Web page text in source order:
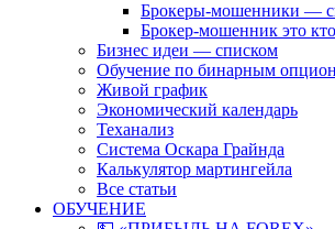
Брокеры-мошенники —
Брокер-мошенник это
Бизнес идеи — списком
Обучение по бинарным
Живой график
Экономический календарь
Теханализ
Система Оскара Грайнда
Калькулятор мартингейла
Все статьи
ОБУЧЕНИЕ